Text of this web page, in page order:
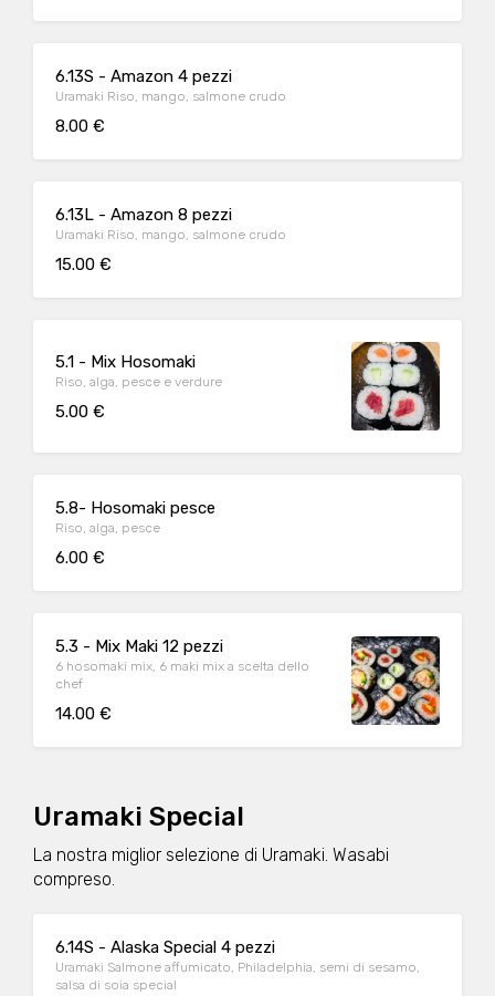
6.13S - Amazon 4 pezzi
Uramaki Riso, mango, salmone crudo
8.00 €
6.13L - Amazon 8 pezzi
Uramaki Riso, mango, salmone crudo
15.00 €
5.1 - Mix Hosomaki
Riso, alga, pesce e verdure
5.00 €
5.8- Hosomaki pesce
Riso, alga, pesce
6.00 €
5.3 - Mix Maki 12 pezzi
6 hosomaki mix, 6 maki mix a scelta dello
chef
14.00 €
Uramaki Special
La nostra miglior selezione di Uramaki. Wasabi
compreso.
6.14S - Alaska Special 4 pezzi
Uramaki Salmone affumicato, Philadelphia, semi di sesamo,
salsa di soia special